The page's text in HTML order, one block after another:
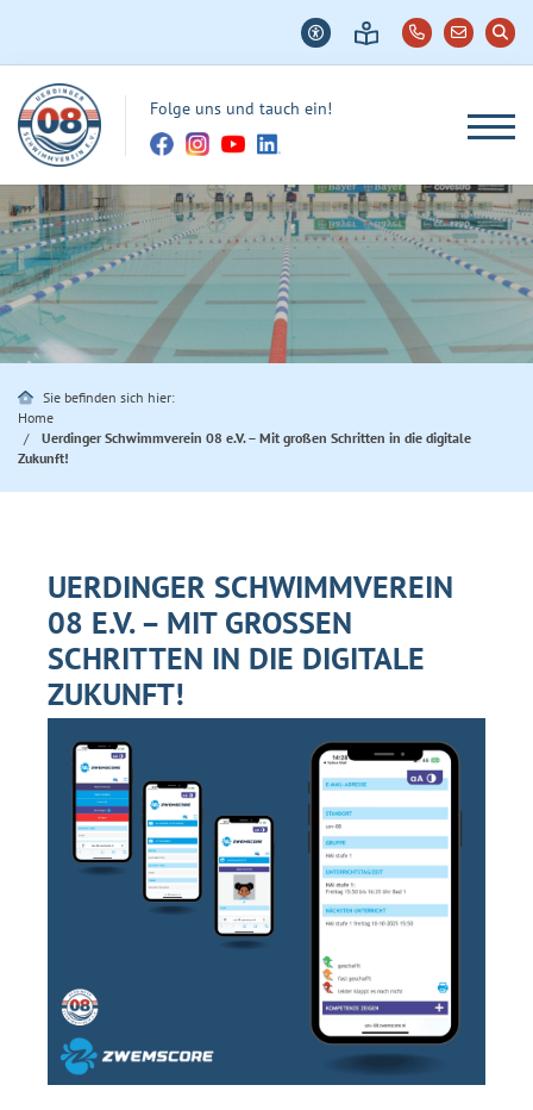
Folge uns und tauch ein!
Sie befinden sich hier:
Home
Uerdinger Schwimmverein 08 e.V. – Mit großen Schritten in die digitale
Zukunft!
UERDINGER SCHWIMMVEREIN
08 E.V. – MIT GROSSEN S
CHRITTEN IN DIE DIGITALE Z
UKUNFT!